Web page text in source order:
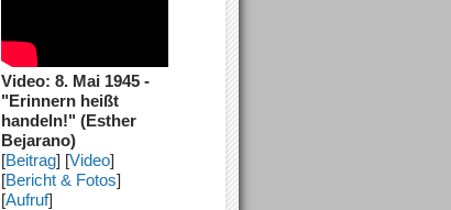
Video: 8. Mai 1945 -
"Erinnern heißt
handeln!" (Esther
Bejarano)
[Beitrag] [Video]
[Bericht & Fotos]
[Aufruf]